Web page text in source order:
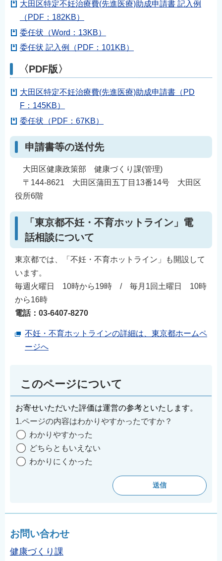
大田区特定不妊治療費(先進医療)助成申請書 記入例
（PDF：182KB）
委任状（Word：13KB）
委任状 記入例（PDF：101KB）
〈PDF版〉
大田区特定不妊治療費(先進医療)助成申請書（PD
F：145KB）
委任状（PDF：67KB）
申請書等の送付先
大田区健康政策部 健康づくり課(管理)
〒144-8621 大田区蒲田五丁目13番14号 大田区
役所6階
「東京都不妊・不育ホットライン」電
話相談について
東京都では、「不妊・不育ホットライン」も開設して
います。
毎週火曜日 10時から19時 / 毎月1回土曜日 10時
から16時
電話：03-6407-8270
不妊・不育ホットラインの詳細は、東京都ホームペ
ージへ
このページについて
お寄せいただいた評価は運営の参考といたします。
1.ページの内容はわかりやすかったですか？
わかりやすかった
どちらともいえない
わかりにくかった
お問い合わせ
健康づくり課